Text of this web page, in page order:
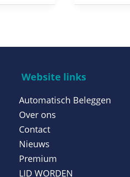
Website links
Automatisch Beleggen
Over ons
Contact
Nieuws
Premium
LID WORDEN